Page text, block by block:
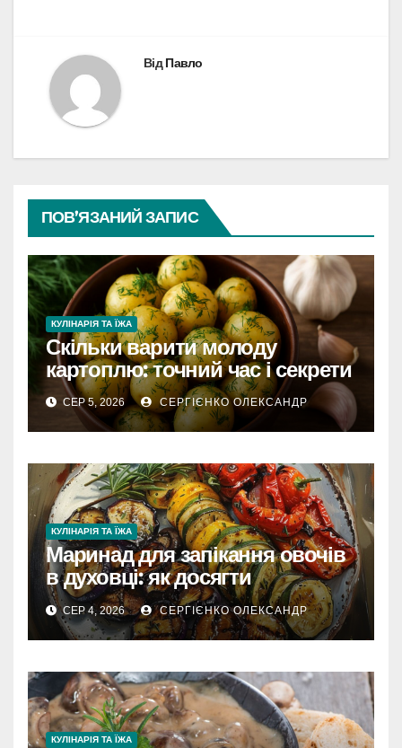
ВідПавло
ПОВ’ЯЗАНИЙ ЗАПИС
КУЛІНАРІЯ ТА ЇЖА
Скільки варити молоду
картоплю: точний час і секрети
СЕР 5, 2026 СЕРГІЄНКО ОЛЕКСАНДР
КУЛІНАРІЯ ТА ЇЖА
Маринад для запікання овочів
в духовці: як досягти
карамелізації та насиченого
смаку
СЕР 4, 2026 СЕРГІЄНКО ОЛЕКСАНДР
КУЛІНАРІЯ ТА ЇЖА